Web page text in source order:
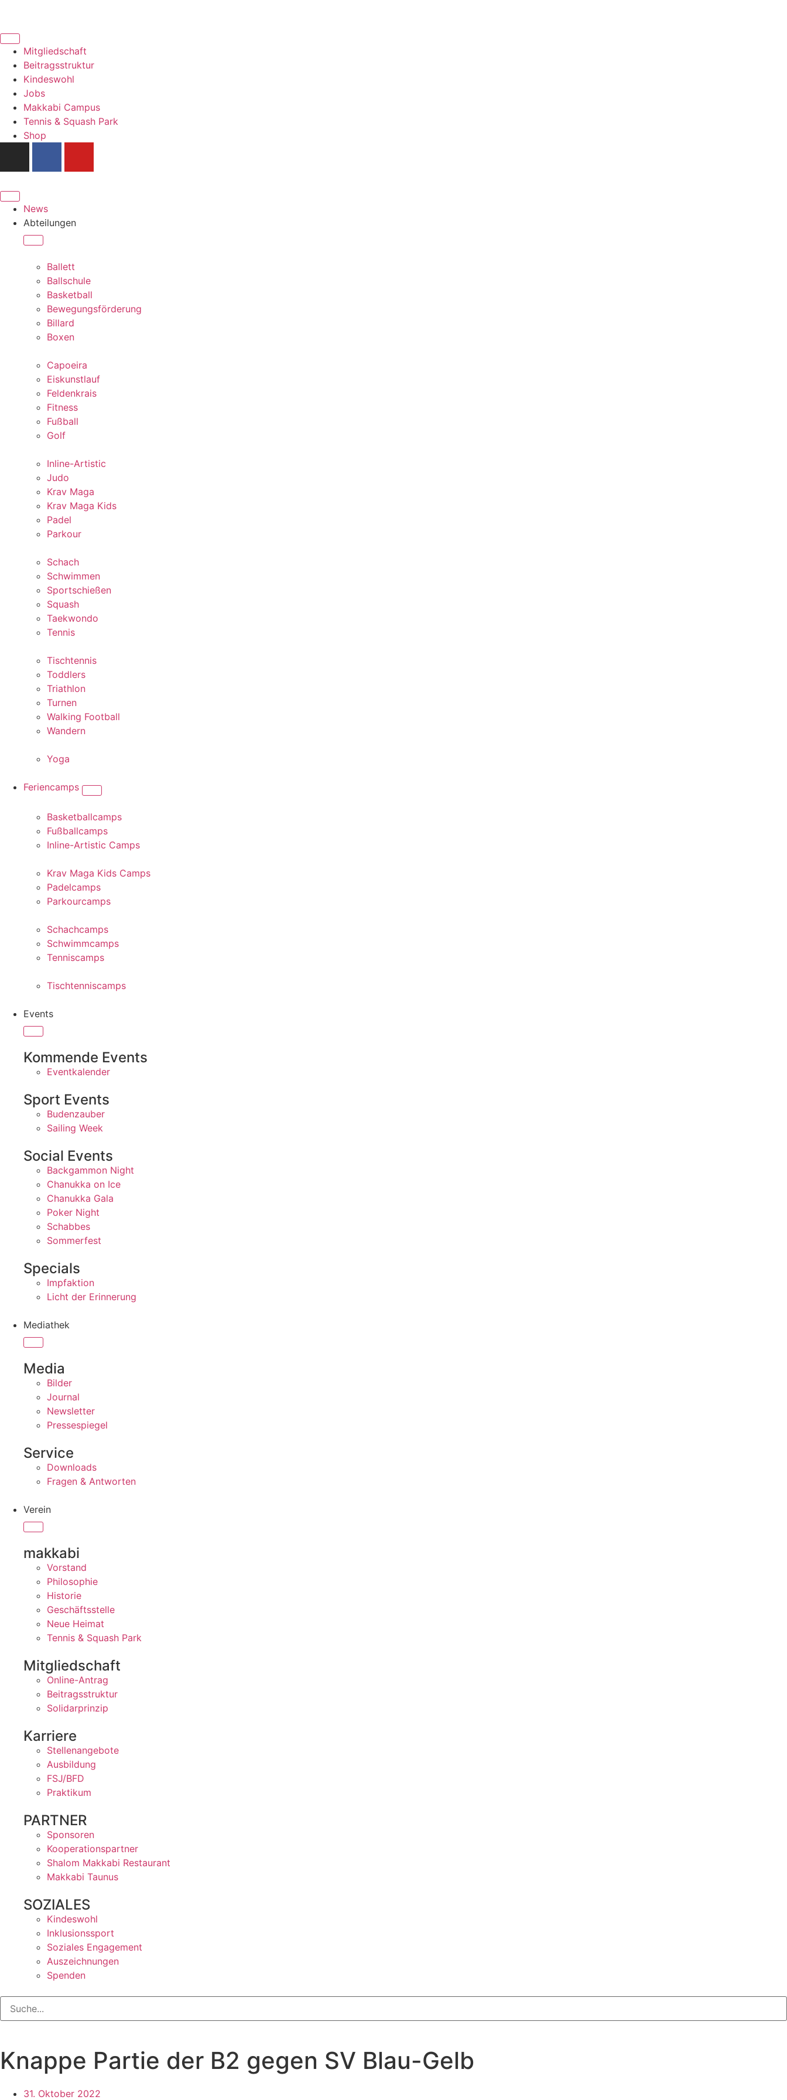
Mitgliedschaft
Beitragsstruktur
Kindeswohl
Jobs
Makkabi Campus
Tennis & Squash Park
Shop
News
Abteilungen
Ballett
Ballschule
Basketball
Bewegungsförderung
Billard
Boxen
Capoeira
Eiskunstlauf
Feldenkrais
Fitness
Fußball
Golf
Inline-Artistic
Judo
Krav Maga
Krav Maga Kids
Padel
Parkour
Schach
Schwimmen
Sportschießen
Squash
Taekwondo
Tennis
Tischtennis
Toddlers
Triathlon
Turnen
Walking Football
Wandern
Yoga
Feriencamps
Basketballcamps
Fußballcamps
Inline-Artistic Camps
Krav Maga Kids Camps
Padelcamps
Parkourcamps
Schachcamps
Schwimmcamps
Tenniscamps
Tischtenniscamps
Events
Kommende Events
Eventkalender
Sport Events
Budenzauber
Sailing Week
Social Events
Backgammon Night
Chanukka on Ice
Chanukka Gala
Poker Night
Schabbes
Sommerfest
Specials
Impfaktion
Licht der Erinnerung
Mediathek
Media
Bilder
Journal
Newsletter
Pressespiegel
Service
Downloads
Fragen & Antworten
Verein
makkabi
Vorstand
Philosophie
Historie
Geschäftsstelle
Neue Heimat
Tennis & Squash Park
Mitgliedschaft
Online-Antrag
Beitragsstruktur
Solidarprinzip
Karriere
Stellenangebote
Ausbildung
FSJ/BFD
Praktikum
PARTNER
Sponsoren
Kooperationspartner
Shalom Makkabi Restaurant
Makkabi Taunus
SOZIALES
Kindeswohl
Inklusionssport
Soziales Engagement
Auszeichnungen
Spenden
Knappe Partie der B2 gegen SV Blau-Gelb
31. Oktober 2022